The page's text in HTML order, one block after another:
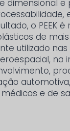
dimensional
o PEEK
de
utilizado
na
e de